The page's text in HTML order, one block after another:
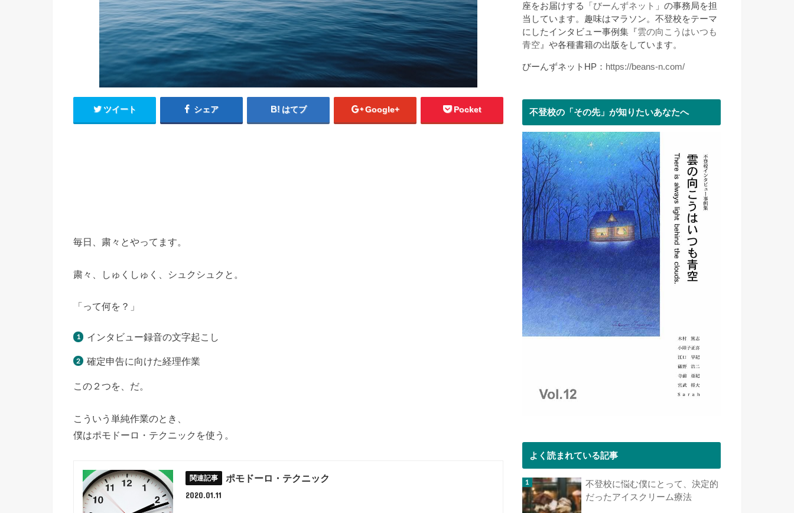
ツイート シェア はてブ Google+ Pocket
毎日、粛々とやってます。
粛々、しゅくしゅく、シュクシュクと。
「って何を？」
インタビュー録音の文字起こし
確定申告に向けた経理作業
この２つを、だ。
こういう単純作業のとき、
僕はポモドーロ・テクニックを使う。
ポモドーロ・テクニック
2020.01.11
座をお届けする「 びーんずネット 」の事務局を担
当しています。趣味はマラソン。不登校をテーマ
にしたインタビュー事例集『雲の向こうはいつも
青空 』や各種書籍の出版をしています。
びーんずネットHP： https://beans-n.com/
不登校の「その先」が知りたいあなたへ
よく読まれている記事
不登校に悩む僕にとって、決定的
だったアイスクリーム療法